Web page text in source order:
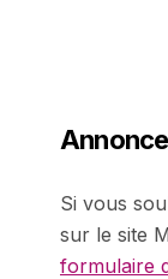
Si vous
sur le site
formulaire